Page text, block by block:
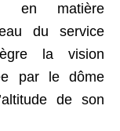
en matière
du service
la vision
par le dôme
de son